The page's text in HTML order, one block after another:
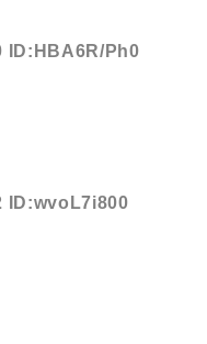
ID:HBA6R/Ph0
ID:wvoL7i800